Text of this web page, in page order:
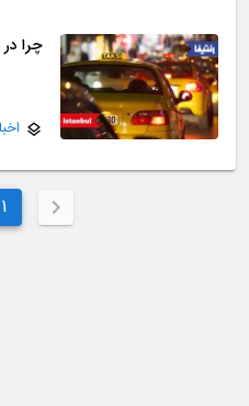
چرا در استانبول نباید
اخبار 3 سال پیش